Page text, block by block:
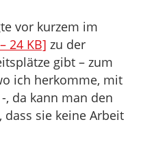
vor kurzem im
24 KB] zu der
gibt – zum
ich herkomme, mit
, da kann man den
sie keine Arbeit